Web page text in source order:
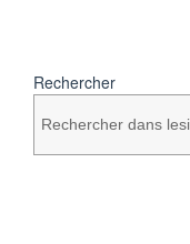
Rechercher